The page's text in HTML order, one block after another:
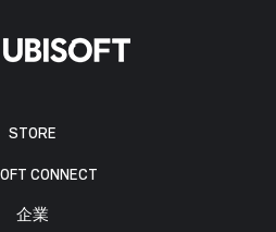
STORE
CONNECT
企業